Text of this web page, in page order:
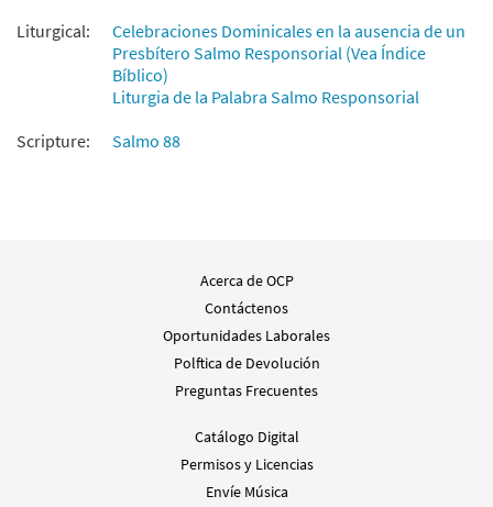
Liturgical:
Celebraciones Dominicales en la ausencia de un
Presbítero Salmo Responsorial (Vea Índice
Bíblico)
Liturgia de la Palabra Salmo Responsorial
Scripture:
Salmo 88
Acerca de OCP
Contáctenos
Oportunidades Laborales
Polftica de Devolución
Preguntas Frecuentes
Catálogo Digital
Permisos y Licencias
Envíe Música